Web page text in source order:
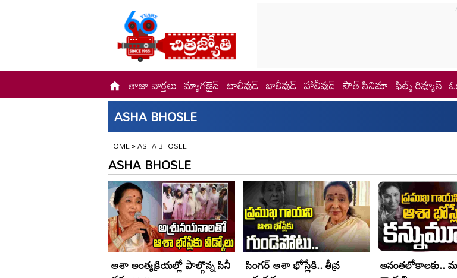
తాజా వార్తలు మ్యాగజైన్ టాలీవుడ్ బాలీవుడ్ హాలీవుడ్ సౌత్ సినిమా ఫిల్మ్ రివ్యూస్
ASHA BHOSLE
HOME»ASHA BHOSLE
ASHA BHOSLE
ఆశా అంత్యక్రియల్లో పాల్గొన్న సినీ సింగర్ ఆశా భోస్లే‌కి.. తీవ్ర అనంత‌లోకాల‌కు..